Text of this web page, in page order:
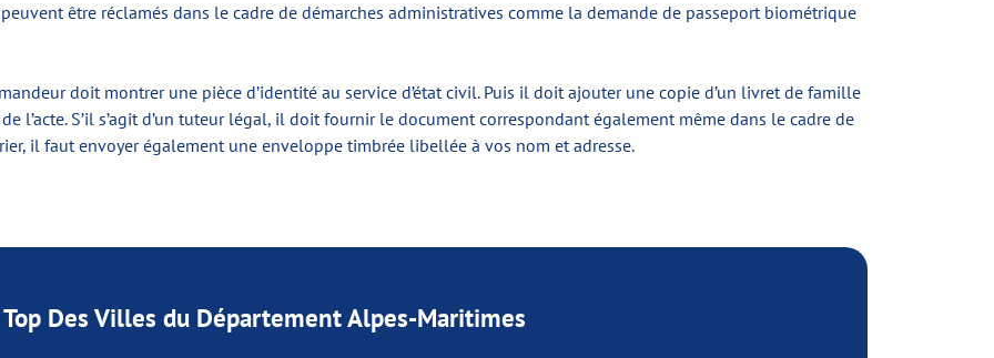
être réclamés dans le cadre de démarches administratives comme la demande de passeport biométrique
doit montrer une pièce d’identité au service d’état civil. Puis il doit ajouter une copie d’un livret de famille
l’acte. S’il s’agit d’un tuteur légal, il doit fournir le document correspondant également même dans le cadre de
il faut envoyer également une enveloppe timbrée libellée à vos nom et adresse.
Top Des Villes du Département Alpes-Maritimes